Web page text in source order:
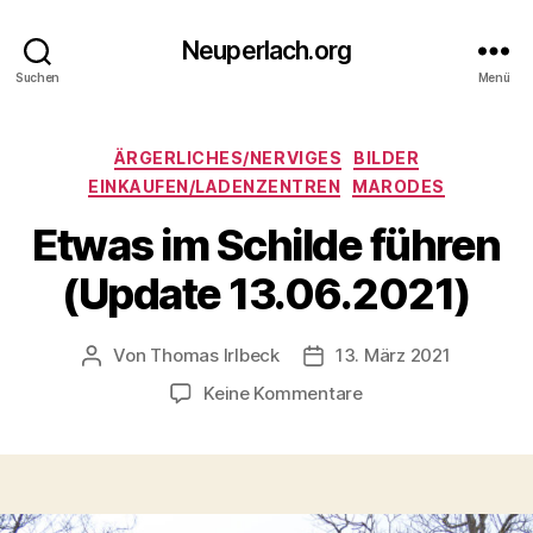
Suchen
Neuperlach.org
Menü
Kategorien
ÄRGERLICHES/NERVIGES
BILDER
EINKAUFEN/LADENZENTREN
MARODES
Etwas im Schilde führen
(Update 13.06.2021)
Beitragsautor
Von Thomas Irlbeck Veröffentlichungsdatum
13. März 2021
Keine Kommentarezu
(Update